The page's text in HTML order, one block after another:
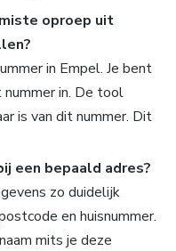
oproep uit
in Empel. Je bent
in. De tool
is van dit nummer. Dit
een bepaald adres?
zo duidelijk
en huisnummer.
mits je deze